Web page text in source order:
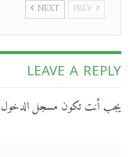
NEXT
LEAVE A REPLY
يجب أنت تكون مسجل الدخول